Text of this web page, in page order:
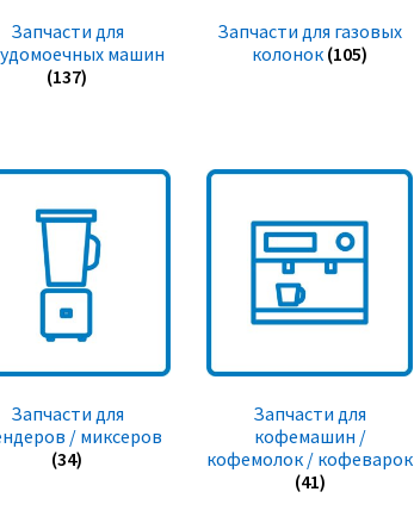
Запчасти для
машин
(137)
Запчасти для газовых
колонок (105)
Запчасти для
/ миксеров
(34)
Запчасти для
кофемашин /
кофемолок / кофеварок
(41)